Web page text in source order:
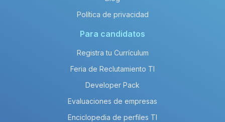
Política de privacidad
Para candidatos
Registra tu Currículum
Feria de Reclutamiento TI
Developer Pack
Evaluaciones de empresas
Enciclopedia de perfiles TI